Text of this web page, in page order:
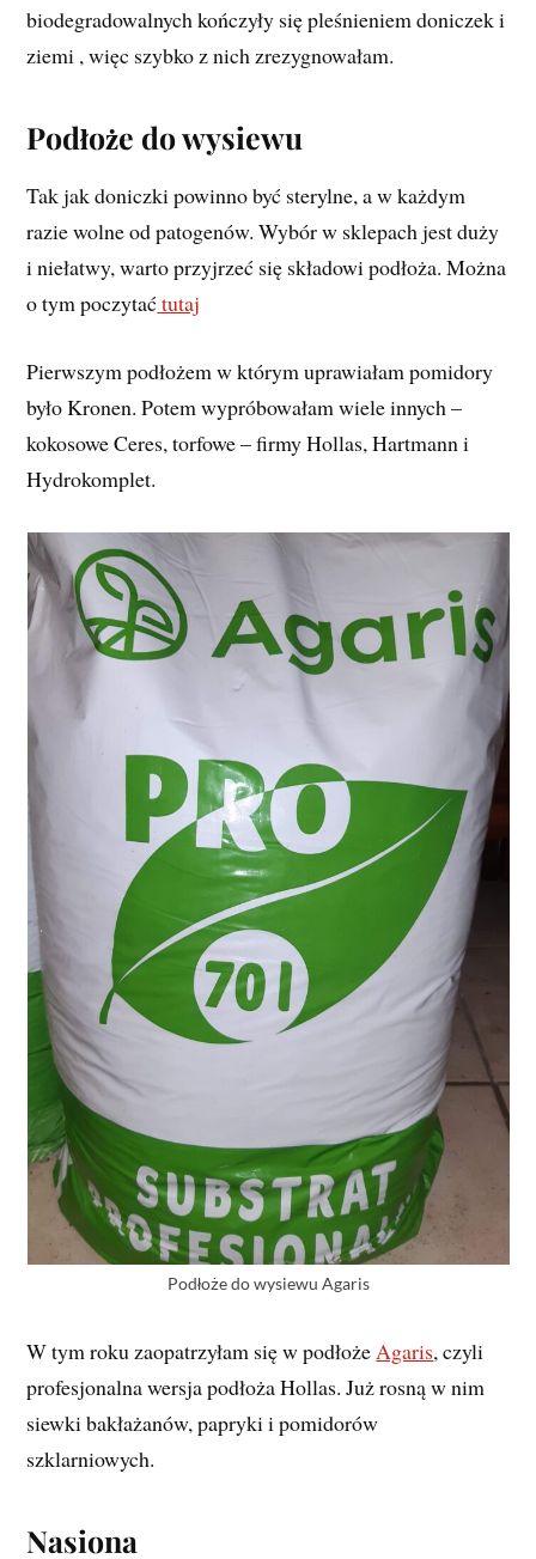
biodegradowalnych kończyły się pleśnieniem doniczek i
ziemi , więc szybko z nich zrezygnowałam.
Podłoże do wysiewu
Tak jak doniczki powinno być sterylne, a w każdym
razie wolne od patogenów. Wybór w sklepach jest duży
i niełatwy, warto przyjrzeć się składowi podłoża. Można
o tym poczytaćtutaj
Pierwszym podłożem w którym uprawiałam pomidory
było Kronen. Potem wypróbowałam wiele innych –
kokosowe Ceres, torfowe – firmy Hollas, Hartmann i
Hydrokomplet.
Podłoże do wysiewu Agaris
W tym roku zaopatrzyłam się w podłoże Agaris, czyli
profesjonalna wersja podłoża Hollas. Już rosną w nim
siewki bakłażanów, papryki i pomidorów
szklarniowych.
Nasiona